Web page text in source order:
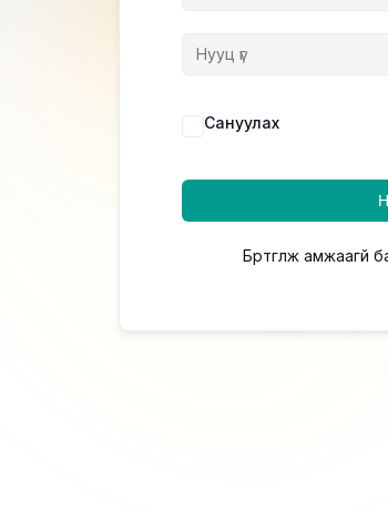
Сануулах
Бүртгүүлж амжаагүй